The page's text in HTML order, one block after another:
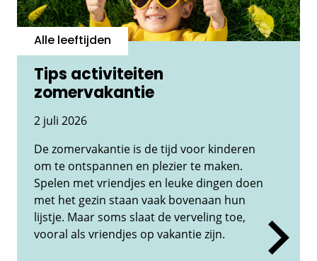
Tips activiteiten
zomervakantie
Alle leeftijden
2 juli 2026
De zomervakantie is de tijd voor kinderen
om te ontspannen en plezier te maken.
Spelen met vriendjes en leuke dingen doen
met het gezin staan vaak bovenaan hun
lijstje. Maar soms slaat de verveling toe,
vooral als vriendjes op vakantie zijn.